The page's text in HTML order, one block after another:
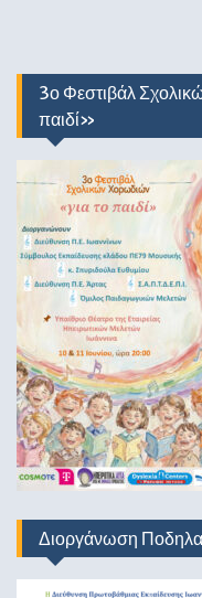
3ο Φεστιβάλ
παιδί»
Διοργάνωση